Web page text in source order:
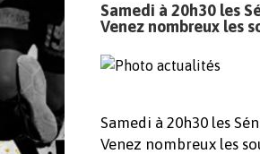
Samedi à 20h30 les
Venez nombreux les
Samedi à 20h30 les
Venez nombreux les